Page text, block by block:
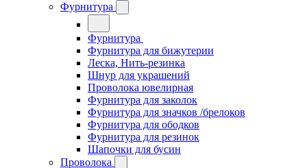
Фурнитура
Фурнитура
Фурнитура для бижутерии
Леска, Нить-резинка
Шнур для украшений
Проволока ювелирная
Фурнитура для заколок
Фурнитура для значков /брелоков
Фурнитура для ободков
Фурнитура для резинок
Шапочки для бусин
Проволока